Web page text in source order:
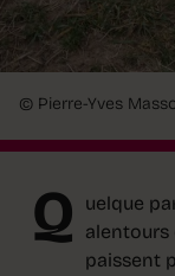
© Pierre-Yves
Q
uelque
alentours
paissent